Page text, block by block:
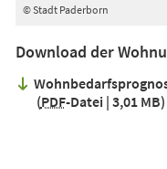
© Stadt Paderborn
Download der
PDF-Datei 3,01 MB